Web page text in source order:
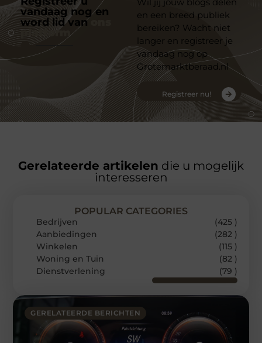
vandaag nog en
word lid van
platform
en een breed publiek
bereiken? Wacht niet
langer en registreer je
vandaag nog op
Grotemarktberaad.nl
Registreer nu!
Gerelateerde artikelen die u mogelijk
interesseren
GERELATEERDE BERICHTEN
POPULAR CATEGORIES
Bedrijven
(425 )
Aanbiedingen
(282 )
Winkelen
(115 )
Woning en Tuin
(82 )
Dienstverlening
(79 )